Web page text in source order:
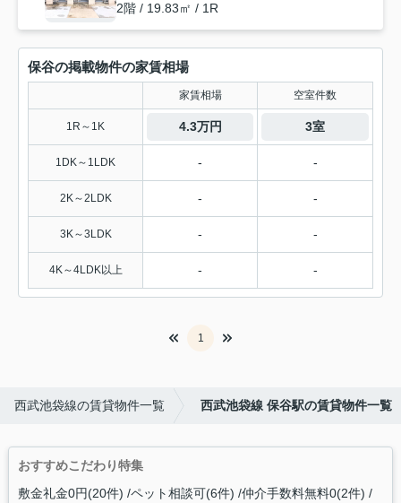
2階 / 19.83㎡ / 1R
保谷の掲載物件の家賃相場
家賃相場 空室件数
1R～1K 4.3万円 3室
1DK～1LDK - -
2K～2LDK - -
3K～3LDK - -
4K～4LDK以上 - -
1
西武池袋線の賃貸物件一覧 西武池袋線 保谷駅の賃貸物件一覧
おすすめこだわり特集
敷金礼金0円(20件) ペット相談可(6件) 仲介手数料無料0(2件)